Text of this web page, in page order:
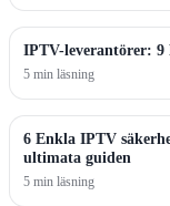
IPTV-leverantörer:
5 min läsning
6 Enkla IPTV
ultimata guiden
5 min läsning